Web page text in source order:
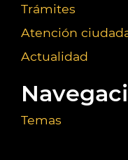
Trámites
Atención
Actualidad
Temas